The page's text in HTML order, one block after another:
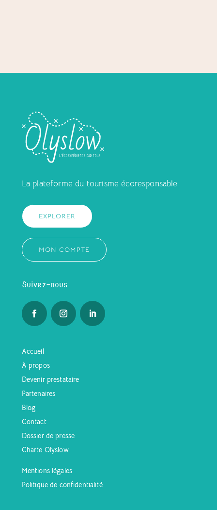
La plateforme du tourisme écoresponsable
EXPLORER
MON COMPTE
Suivez-nous
Accueil
À propos
Devenir prestataire
Partenaires
Blog
Contact
Dossier de presse
Charte Olyslow
Mentions légales
Politique de confidentialité